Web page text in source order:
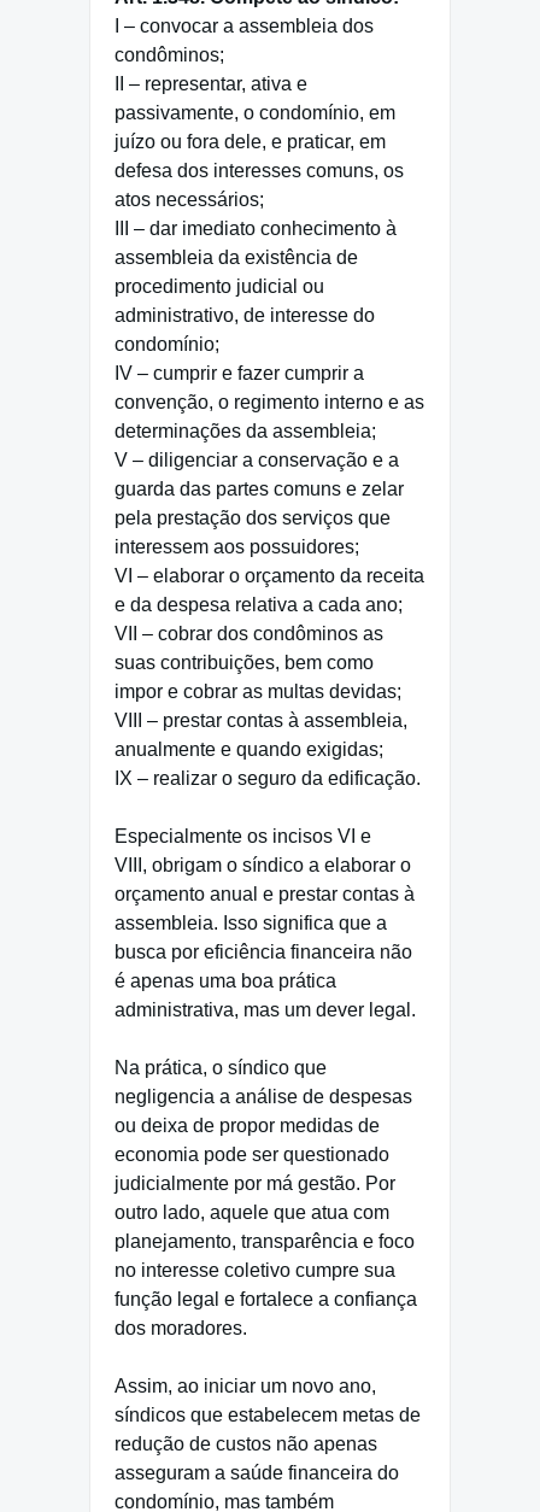
I – convocar a assembleia dos
condôminos;
II – representar, ativa e
passivamente, o condomínio, em
juízo ou fora dele, e praticar, em
defesa dos interesses comuns, os
atos necessários;
III – dar imediato conhecimento à
assembleia da existência de
procedimento judicial ou
administrativo, de interesse do
condomínio;
IV – cumprir e fazer cumprir a
convenção, o regimento interno e as
determinações da assembleia;
V – diligenciar a conservação e a
guarda das partes comuns e zelar
pela prestação dos serviços que
interessem aos possuidores;
VI – elaborar o orçamento da receita
e da despesa relativa a cada ano;
VII – cobrar dos condôminos as
suas contribuições, bem como
impor e cobrar as multas devidas;
VIII – prestar contas à assembleia,
anualmente e quando exigidas;
IX – realizar o seguro da edificação.
Especialmente os incisos VI e
VIII, obrigam o síndico a elaborar o
orçamento anual e prestar contas à
assembleia. Isso significa que a
busca por eficiência financeira não
é apenas uma boa prática
administrativa, mas um dever legal.
Na prática, o síndico que
negligencia a análise de despesas
ou deixa de propor medidas de
economia pode ser questionado
judicialmente por má gestão. Por
outro lado, aquele que atua com
planejamento, transparência e foco
no interesse coletivo cumpre sua
função legal e fortalece a confiança
dos moradores.
Assim, ao iniciar um novo ano,
síndicos que estabelecem metas de
redução de custos não apenas
asseguram a saúde financeira do
condomínio, mas também